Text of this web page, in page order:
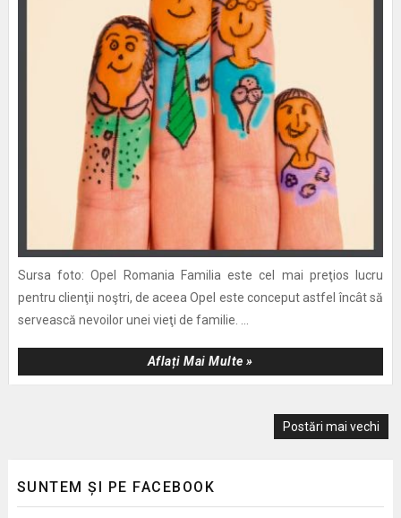
Sursa foto: Opel Romania Familia este cel mai preţios lucru
pentru clienţii noştri, de aceea Opel este conceput astfel încât să
servească nevoilor unei vieţi de familie. ...
Aflați Mai Multe »
Postări mai vechi
SUNTEM ȘI PE FACEBOOK